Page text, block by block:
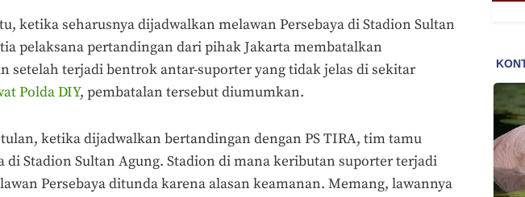
ketika seharusnya dijadwalkan melawan Persebaya di Stadion Sultan
pelaksana pertandingan dari pihak Jakarta membatalkan
setelah terjadi bentrok antar-suporter yang tidak jelas di sekitar
Polda DIY, pembatalan tersebut diumumkan.
ketika dijadwalkan bertandingan dengan PS TIRA, tim tamu
di Stadion Sultan Agung. Stadion di mana keributan suporter terjadi
Persebaya ditunda karena alasan keamanan. Memang, lawannya